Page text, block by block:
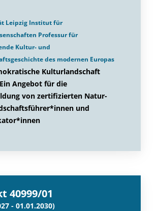
Leipzig Institut für
Professur für
Kultur- und
des modernen Europas
Kulturlandschaft
Angebot für die
von zertifizierten Natur-
und
40999/01
- 01.01.2030)